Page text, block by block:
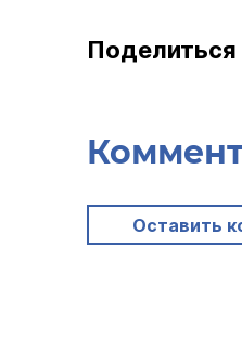
Поделиться
Оставить